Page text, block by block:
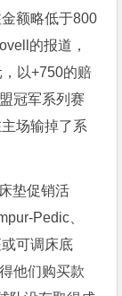
额略低于800
的报道，
以+750的赔
冠军系列赛
场输掉了系
垫促销活
Pedic、
可调床底
他们购买款